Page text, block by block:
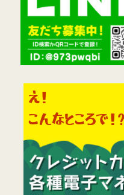
え！
こんなところで！?